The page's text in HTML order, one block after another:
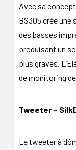
Avec sa
BS305 crée une
des basses
produisant un
plus graves.
de monitoring
Tweeter –
Le tweeter à